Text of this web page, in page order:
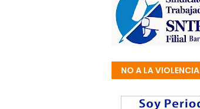
NO A LA VIOLENCIA